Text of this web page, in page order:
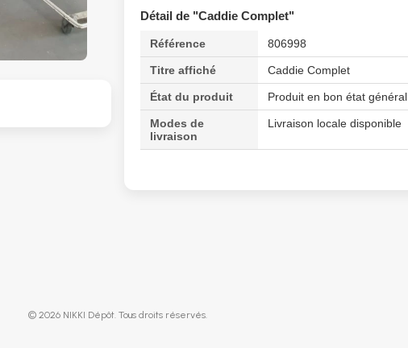
Détail de "Caddie Complet"
Référence 806998
Titre affiché Caddie Complet
État du produit Produit en bon état général
Modes de
livraison
Livraison locale disponible
© 2026 NIKKI Dépôt. Tous droits réservés.